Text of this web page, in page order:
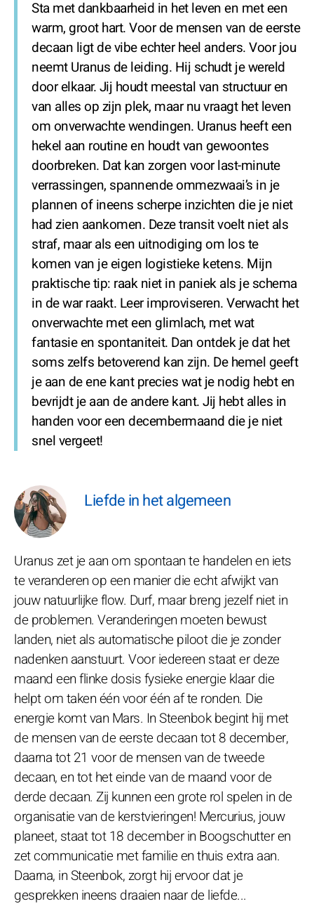
Sta met dankbaarheid in het leven en met een
warm, groot hart. Voor de mensen van de eerste
decaan ligt de vibe echter heel anders. Voor jou
neemt Uranus de leiding. Hij schudt je wereld
door elkaar. Jij houdt meestal van structuur en
van alles op zijn plek, maar nu vraagt het leven
om onverwachte wendingen. Uranus heeft een
hekel aan routine en houdt van gewoontes
doorbreken. Dat kan zorgen voor last-minute
verrassingen, spannende ommezwaai’s in je
plannen of ineens scherpe inzichten die je niet
had zien aankomen. Deze transit voelt niet als
straf, maar als een uitnodiging om los te
komen van je eigen logistieke ketens. Mijn
praktische tip: raak niet in paniek als je schema
in de war raakt. Leer improviseren. Verwacht het
onverwachte met een glimlach, met wat
fantasie en spontaniteit. Dan ontdek je dat het
soms zelfs betoverend kan zijn. De hemel geeft
je aan de ene kant precies wat je nodig hebt en
bevrijdt je aan de andere kant. Jij hebt alles in
handen voor een decembermaand die je niet
snel vergeet!
Liefde in het algemeen
Uranus zet je aan om spontaan te handelen en iets
te veranderen op een manier die echt afwijkt van
jouw natuurlijke flow. Durf, maar breng jezelf niet in
de problemen. Veranderingen moeten bewust
landen, niet als automatische piloot die je zonder
nadenken aanstuurt. Voor iedereen staat er deze
maand een flinke dosis fysieke energie klaar die
helpt om taken één voor één af te ronden. Die
energie komt van Mars. In Steenbok begint hij met
de mensen van de eerste decaan tot 8 december,
daarna tot 21 voor de mensen van de tweede
decaan, en tot het einde van de maand voor de
derde decaan. Zij kunnen een grote rol spelen in de
organisatie van de kerstvieringen! Mercurius, jouw
planeet, staat tot 18 december in Boogschutter en
zet communicatie met familie en thuis extra aan.
Daarna, in Steenbok, zorgt hij ervoor dat je
gesprekken ineens draaien naar de liefde...